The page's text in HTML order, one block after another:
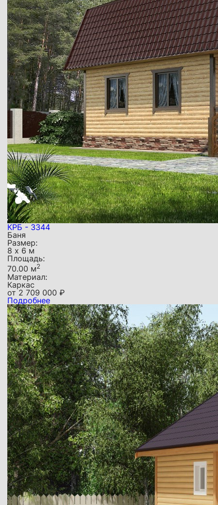
КРБ - 3344
Баня
Размер:
8 х 6 м
Площадь:
70.00 м2
Материал:
Каркас
от2 709 000 ₽
Подробнее